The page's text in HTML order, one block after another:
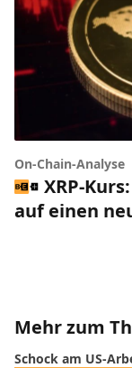
On-Chain-Analyse
XRP-
auf einen
Mehr zum
Schock am US-